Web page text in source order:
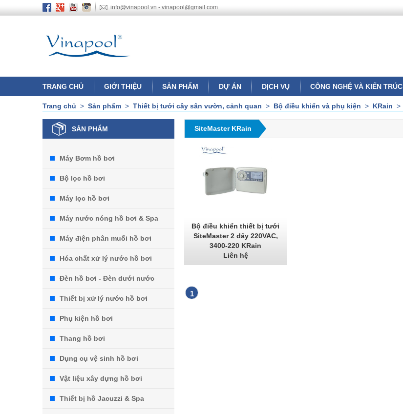
info@vinapool.vn - vinapool@gmail.com
TRANG CHỦ GIỚI THIỆU SẢN PHẨM DỰ ÁN DỊCH VỤ CÔNG NGHỆ VÀ KIẾN TRÚC
Trang chủ > Sản phẩm > Thiết bị tưới cây sân vườn, cảnh quan > Bộ điều khiển và phụ kiện > KRain >
SẢN PHẨM
Máy Bơm hồ bơi
Bộ lọc hồ bơi
Máy lọc hồ bơi
Máy nước nóng hồ bơi & Spa
Máy điện phân muối hồ bơi
Hóa chất xử lý nước hồ bơi
Đèn hồ bơi - Đèn dưới nước
Thiết bị xử lý nước hồ bơi
Phụ kiện hồ bơi
Thang hồ bơi
Dụng cụ vệ sinh hồ bơi
Vật liệu xây dựng hồ bơi
Thiết bị hồ Jacuzzi & Spa
SiteMaster KRain
Bộ điều khiển thiết bị tưới
SiteMaster 2 dây 220VAC,
3400-220 KRain
Liên hệ
1